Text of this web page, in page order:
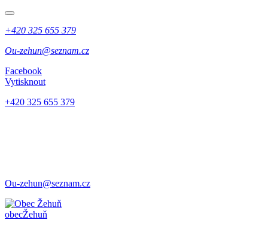
+420 325 655 379
Ou-zehun@seznam.cz
Facebook
Vytisknout
+420 325 655 379
Ou-zehun@seznam.cz
obecŽehuň